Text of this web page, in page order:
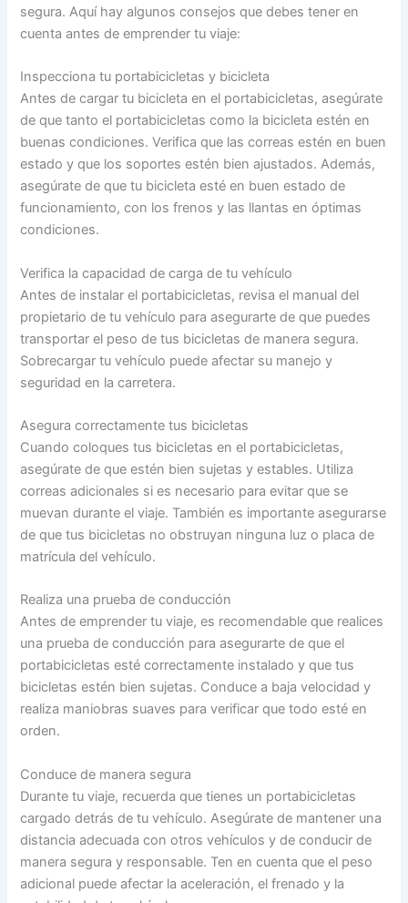
segura. Aquí hay algunos consejos que debes tener en
cuenta antes de emprender tu viaje:
Inspecciona tu portabicicletas y bicicleta
Antes de cargar tu bicicleta en el portabicicletas, asegúrate
de que tanto el portabicicletas como la bicicleta estén en
buenas condiciones. Verifica que las correas estén en buen
estado y que los soportes estén bien ajustados. Además,
asegúrate de que tu bicicleta esté en buen estado de
funcionamiento, con los frenos y las llantas en óptimas
condiciones.
Verifica la capacidad de carga de tu vehículo
Antes de instalar el portabicicletas, revisa el manual del
propietario de tu vehículo para asegurarte de que puedes
transportar el peso de tus bicicletas de manera segura.
Sobrecargar tu vehículo puede afectar su manejo y
seguridad en la carretera.
Asegura correctamente tus bicicletas
Cuando coloques tus bicicletas en el portabicicletas,
asegúrate de que estén bien sujetas y estables. Utiliza
correas adicionales si es necesario para evitar que se
muevan durante el viaje. También es importante asegurarse
de que tus bicicletas no obstruyan ninguna luz o placa de
matrícula del vehículo.
Realiza una prueba de conducción
Antes de emprender tu viaje, es recomendable que realices
una prueba de conducción para asegurarte de que el
portabicicletas esté correctamente instalado y que tus
bicicletas estén bien sujetas. Conduce a baja velocidad y
realiza maniobras suaves para verificar que todo esté en
orden.
Conduce de manera segura
Durante tu viaje, recuerda que tienes un portabicicletas
cargado detrás de tu vehículo. Asegúrate de mantener una
distancia adecuada con otros vehículos y de conducir de
manera segura y responsable. Ten en cuenta que el peso
adicional puede afectar la aceleración, el frenado y la